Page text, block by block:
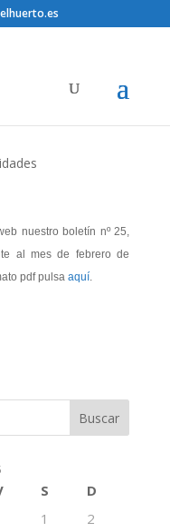
boletín nº 25,
al mes de febrero de
pdf pulsa aquí.
S
D
1
2